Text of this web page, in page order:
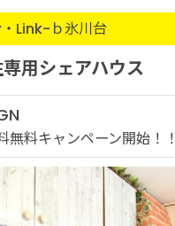
Link-ｂ氷川台
用シェアハウス
無料キャンペーン開始！